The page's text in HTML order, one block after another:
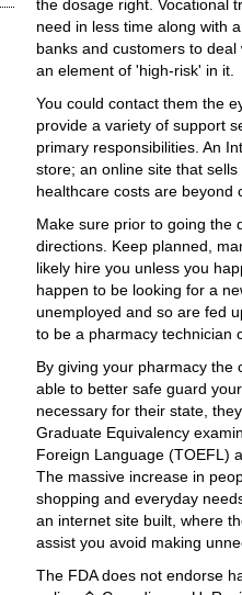
the dosage right. Vocational
need in less time along with
banks and customers to
an element of 'high-risk' in it.
You could contact them the
provide a variety of support
primary responsibilities. An
store; an online site that
healthcare costs are beyond
Make sure prior to going the
directions. Keep planned,
likely hire you unless you
happen to be looking for a
unemployed and so are fed
to be a pharmacy technician
By giving your pharmacy
able to better safe guard
necessary for their state,
Graduate Equivalency
Foreign Language (TOEFL)
The massive increase in
shopping and everyday
an internet site built, where
assist you avoid making
The FDA does not endorse